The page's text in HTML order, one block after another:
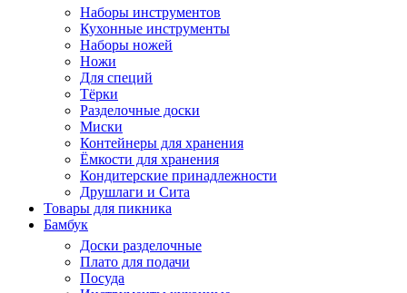
Наборы инструментов
Кухонные инструменты
Наборы ножей
Ножи
Для специй
Тёрки
Разделочные доски
Миски
Контейнеры для хранения
Ёмкости для хранения
Кондитерские принадлежности
Друшлаги и Сита
Товары для пикника
Бамбук
Доски разделочные
Плато для подачи
Посуда